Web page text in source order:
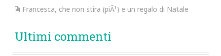
Francesca, che non stira (piÃ¹) e un regalo di Natale
Ultimi commenti